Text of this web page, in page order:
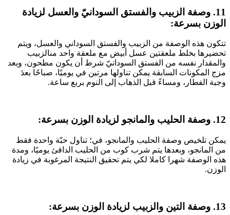
11. وصفة الزبيب والفستق السودانيّ والعسل لزيادة
الوزن بسرعة:
تتكون هذه الوصفة من الزبيب والفستق السوداني والعسل، ويتم
تحضيرها بخلط ملعقتين عسل أبيض مع ملعقة واحد منالزبيب
والمقدار نفسه من الفستق السودانيّ شرط أن يكون مطحون، وبعد
مزج المكونات السابقة يمكن تناولها مرتين في يوميًا، صباحًا بعدَ
وجبة الفطار، ومساءً قبل الذهاب إلى النوم بربع ساعة.
12. وصفة الحليب والمانجو لزيادة الوزن بسرعة:
يمكن تلخيص وصفة الحليب والمانجو، في؛ تناول حبّة واحدة فقط
من المانجو، وبعدها يتم شرب كوب من الحليب الدافئ يوميًا، ومدة
هذه الوصفة شهرا كاملا لكي يتم تحقيق النتيجة المرغوبة في زيادة
الوزن.
13. وصفة التين والزبيب لزيادة الوزن بسرعة: